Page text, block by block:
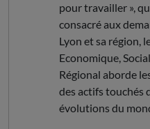
pour travailler »,
consacré aux
Lyon et sa région,
Economique,
Régional aborde
des actifs touchés
évolutions du